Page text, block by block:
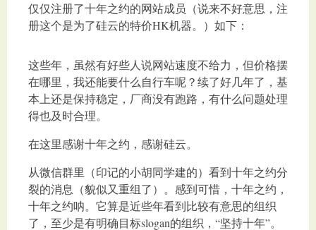
仅仅注册了十年之约的网站成员（说来不好意思，注
册这个是为了硅云的特价HK机器。）如下：
这些年，虽然有好些人说网站速度不给力，但价格摆
在哪里，我还能要什么自行车呢？续了好几年了，基
本上还是保持稳定，厂商没有跑路，有什么问题处理
得也及时合理。
在这里感谢十年之约，感谢硅云。
从微信群里（印记的小胡同学建的）看到十年之约分
裂的消息（貌似又重组了）。感到可惜，十年之约，
十年之约呐。它算是近些年看到比较有意思的组织
了，至少是有明确目标slogan的组织，“坚持十年”。